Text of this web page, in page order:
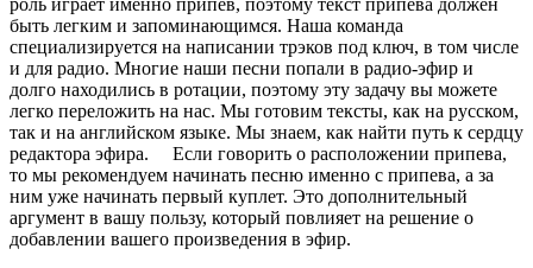
роль играет именно припев, поэтому текст припева должен
быть легким и запоминающимся. Наша команда
специализируется на написании трэков под ключ, в том числе
и для радио. Многие наши песни попали в радио-эфир и
долго находились в ротации, поэтому эту задачу вы можете
легко переложить на нас. Мы готовим тексты, как на русском,
так и на английском языке. Мы знаем, как найти путь к сердцу
редактора эфира. Если говорить о расположении припева,
то мы рекомендуем начинать песню именно с припева, а за
ним уже начинать первый куплет. Это дополнительный
аргумент в вашу пользу, который повлияет на решение о
добавлении вашего произведения в эфир.